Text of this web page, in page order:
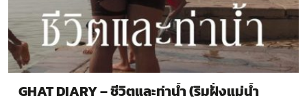
GHAT DIARY – ชีวิตและท่าน้ำ (ริมฝั่งแม่น้ำ